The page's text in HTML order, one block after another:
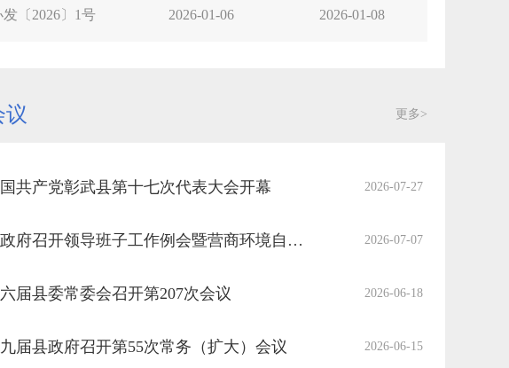
〔2026〕1号 2026-01-06 2026-01-08
议 更多>
共产党彰武县第十七次代表大会开幕 2026-07-27
县政府召开领导班子工作例会暨营商环境自查自纠工作推进会议 2026-07-07
届县委常委会召开第207次会议 2026-06-18
届县政府召开第55次常务（扩大）会议 2026-06-15